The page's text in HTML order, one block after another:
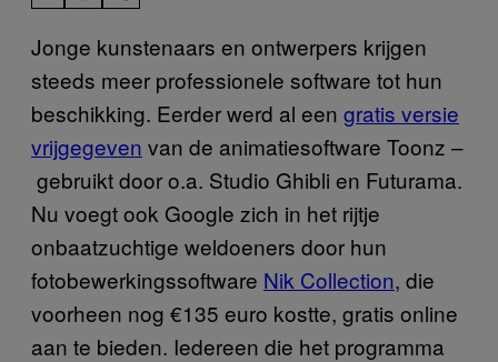
Jonge kunstenaars en ontwerpers krijgen
steeds meer professionele software tot hun
beschikking. Eerder werd al een gratis versie
vrijgegeven van de animatiesoftware Toonz –
gebruikt door o.a. Studio Ghibli en Futurama.
Nu voegt ook Google zich in het rijtje
onbaatzuchtige weldoeners door hun
fotobewerkingssoftware Nik Collection, die
voorheen nog €135 euro kostte, gratis online
aan te bieden. Iedereen die het programma